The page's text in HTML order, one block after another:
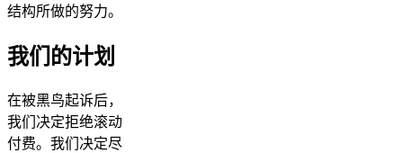
结构所做的努力。
我们的计划
在被黑鸟起诉后，
我们决定拒绝滚动
付费。我们决定尽